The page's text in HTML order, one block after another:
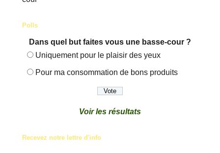
Polls
Dans quel but faites vous une basse-cour ?
Uniquement pour le plaisir des yeux
Pour ma consommation de bons produits
Voir les résultats
Recevez notre lettre d'info